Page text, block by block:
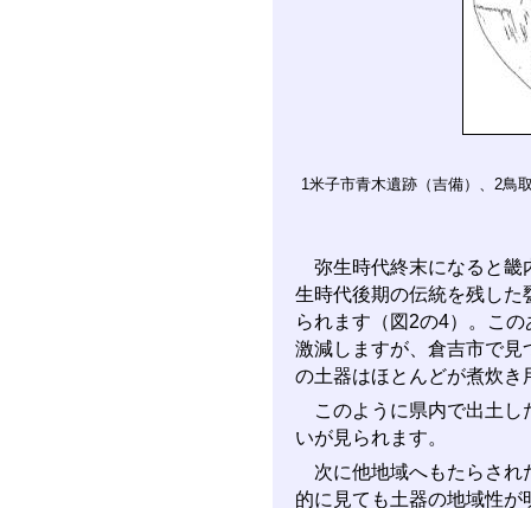
1米子市青木遺跡（吉備）、2鳥
弥生時代終末になると畿
生時代後期の伝統を残し
られます（図2の4）。こ
激減しますが、倉吉市で
の土器はほとんどが煮炊き
このように県内で出土し
いが見られます。
次に他地域へもたらされ
的に見ても土器の地域性